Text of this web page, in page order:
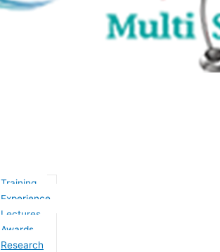
Training
Experience
Lectures
Awards
Research